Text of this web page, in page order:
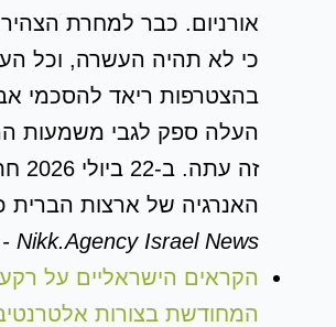
אורניום. כבר למחרת
כי לא תהיה העשרה, וכל
בהצטרפות ריאד להסכמי
העלה ספק לגבי משמעות
זה
האנרגיה של ארצות הברית
Nikk.Agency Israel News
הקראים הישראליים על רקע
המחודשת בצורות